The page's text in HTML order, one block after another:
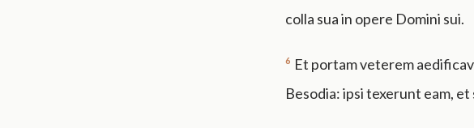
colla sua in opere Domini sui.
6 Et portam veterem
Besodia: ipsi texerunt eam,